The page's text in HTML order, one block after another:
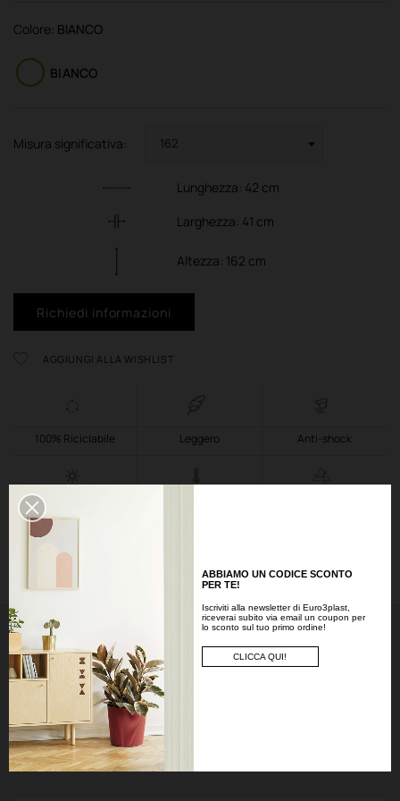
Colore: BIANCO
BIANCO
Misura significativa:
Lunghezza: 42 cm
Larghezza: 41 cm
Altezza: 162 cm
Richiedi informazioni
AGGIUNGI ALLA WISHLIST
100% Riciclabile Leggero Anti-shock
Resistente ai raggi
U.V.
Richiedi informazioni
Il nostro team è a tua disposizione per fornirti supporto e
consigliarti nella soluzione più adatta alle tue esigenze e al tuo
spazio. Scrivici per approfondire le caratteristiche dei nostri
prodotti, ricevere consigli sulla scelta degli arredi o richiedere
specifiche tecniche.
ABBIAMO UN CODICE SCONTO
PER TE!
Iscriviti alla newsletter di Euro3plast,
riceverai subito via email un coupon per
lo sconto sul tuo primo ordine!
CLICCA QUI!